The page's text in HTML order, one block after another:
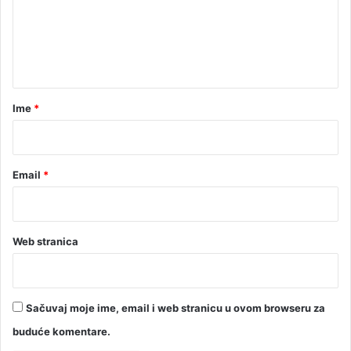
rIme *
Email *
Web stranica
Sačuvaj moje ime, email i web stranicu u ovom browseru za
buduće komentare.